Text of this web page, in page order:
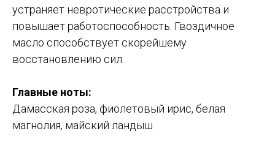
устраняет невротические расстройства и
повышает работоспособность. Гвоздичное
масло способствует скорейшему
восстановлению сил.
Главные ноты:
Дамасская роза, фиолетовый ирис, белая
магнолия, майский ландыш